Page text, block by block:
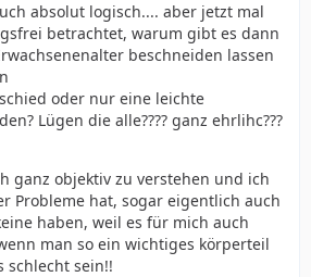
absolut logisch.... aber jetzt mal
betrachtet, warum gibt es dann
beschneiden lassen
oder nur eine leichte
Lügen die alle???? ganz ehrlihc???
ganz objektiv zu verstehen und ich
Probleme hat, sogar eigentlich auch
haben, weil es für mich auch
man so ein wichtiges körperteil
schlecht sein!!